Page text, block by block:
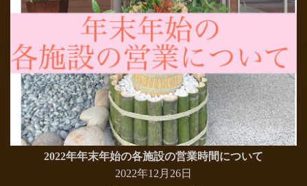
2022年年末年始の各施設の営業時間について
2022年12月26日